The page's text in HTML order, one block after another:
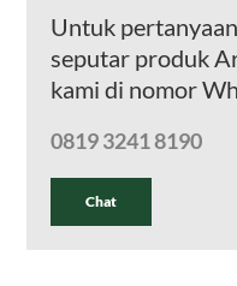
Untuk
seputar produk
kami di nomor
0819 3241 8190
Chat